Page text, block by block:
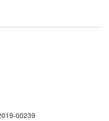
00239